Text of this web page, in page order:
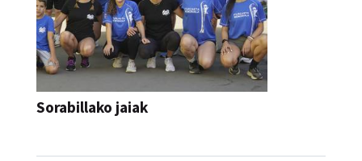
Sorabillako jaiak